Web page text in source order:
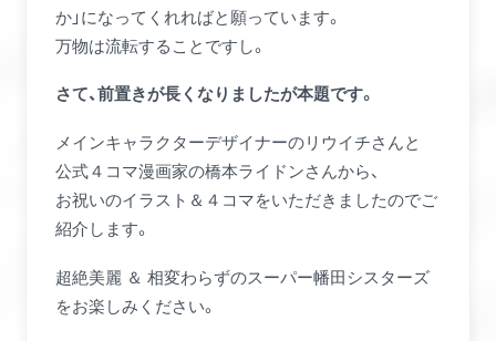
か」になってくれればと願っています。
万物は流転することですし。
さて、前置きが長くなりましたが本題です。
メインキャラクターデザイナーのリウイチさんと
公式４コマ漫画家の橋本ライドンさんから、
お祝いのイラスト＆４コマをいただきましたのでご
紹介します。
超絶美麗 ＆ 相変わらずのスーパー幡田シスターズ
をお楽しみください。